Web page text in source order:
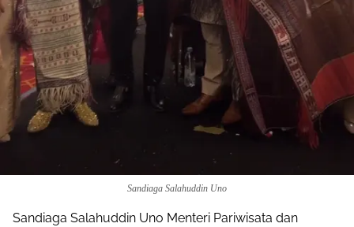
Sandiaga Salahuddin Uno
Sandiaga Salahuddin Uno Menteri Pariwisata dan